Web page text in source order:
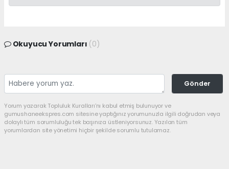
Okuyucu Yorumları (0)
Gönder
Yorum yazarak Topluluk Kuralları’nı kabul etmiş bulunuyor ve
gumushaneekspres.com sitesine yaptığınız yorumunuzla ilgili doğrudan veya
dolaylı tüm sorumluluğu tek başınıza üstleniyorsunuz. Yazılan tüm
yorumlardan site yönetimi hiçbir şekilde sorumlu tutulamaz.